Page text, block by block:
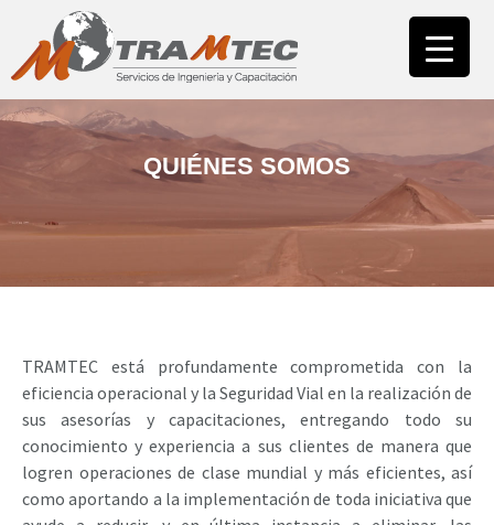
INICIO NUESTRA EMPRESA
NUESTROS CLIENTES CONTACTO
QUIÉNES SOMOS
TRAMTEC está profundamente comprometida con la
eficiencia operacional y la Seguridad Vial en la realización de
sus asesorías y capacitaciones, entregando todo su
conocimiento y experiencia a sus clientes de manera que
logren operaciones de clase mundial y más eficientes, así
como aportando a la implementación de toda iniciativa que